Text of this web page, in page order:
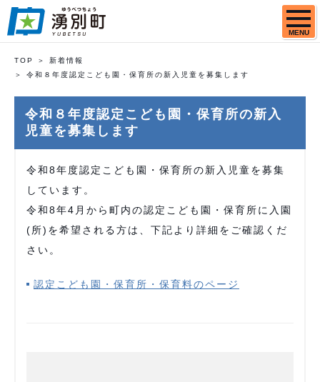
MENU
TOP
新着情報
令和８年度認定こども園・保育所の新入児童を募集します
令和８年度認定こども園・保育所の新入
児童を募集します
令和8年度認定こども園・保育所の新入児童を募集
しています。
令和8年4月から町内の認定こども園・保育所に入園
(所)を希望される方は、下記より詳細をご確認くだ
さい。
認定こども園・保育所・保育料のページ